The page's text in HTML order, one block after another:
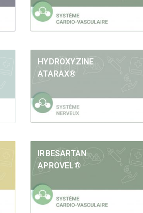
HYDROXYZINE
ATARAX®
IRBESARTAN
APROVEL®